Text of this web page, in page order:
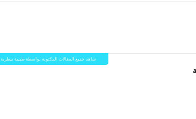
شاهد جميع المقالات المكتوبة بواسطة طبيبة بيطرية